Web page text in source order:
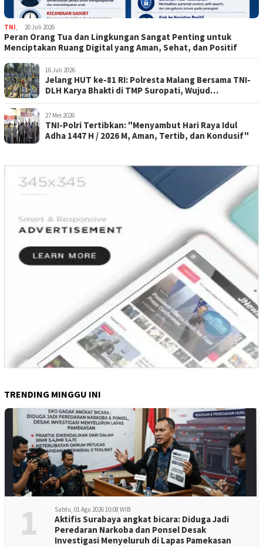
TNI, 20 Juli 2026
Peran Orang Tua dan Lingkungan Sangat Penting untuk
Menciptakan Ruang Digital yang Aman, Sehat, dan Positif
16 Juli 2026
Jelang HUT ke-81 RI: Polresta Malang Bersama TNI-
DLH Karya Bhakti di TMP Suropati, Wujud
27 Mei 2026
TNI-Polri Tertibkan: "Menyambut Hari Raya Idul
Adha 1447 H / 2026 M, Aman, Tertib, dan Kondusif"
TRENDING MINGGU INI
1 Sabtu, 01 Agu 2026 10:08 WIB
Aktifis Surabaya angkat bicara: Diduga Jadi
Peredaran Narkoba dan Ponsel Desak
Investigasi Menyeluruh di Lapas Pamekasan